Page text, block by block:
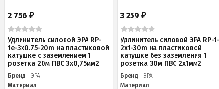
2 756 ₽
Удлинитель силовой ЭРА RP-
1e-3х0.75-20m на пластиковой
катушке c заземлением 1
розетка 20м ПВС 3х0,75мм2
Бренд
ЭРА
Материал
3 259₽
Удлинитель силовой ЭРА RP-
2x1-30m на пластиковой
катушке без заземления 1
розетка 30м ПВС 2x1мм2
Бренд
ЭРА
Материал